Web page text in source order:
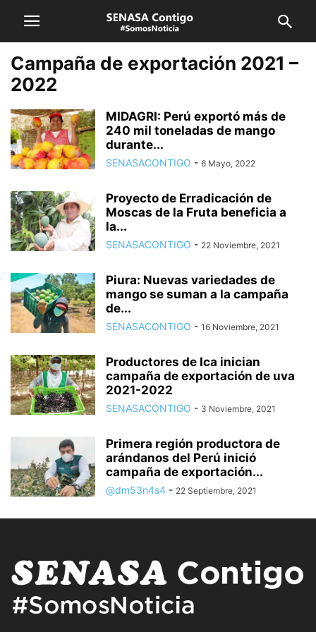
Campaña de exportación 2021 –
2022
MIDAGRI: Perú exportó más de
240 mil toneladas de mango
durante...
SENASACONTIGO - 6 Mayo, 2022
Proyecto de Erradicación de
Moscas de la Fruta beneficia a
la...
SENASACONTIGO - 22 Noviembre, 2021
Piura: Nuevas variedades de
mango se suman a la campaña
de...
SENASACONTIGO - 16 Noviembre, 2021
Productores de Ica inician
campaña de exportación de uva
2021-2022
SENASACONTIGO - 3 Noviembre, 2021
Primera región productora de
arándanos del Perú inició
campaña de exportación...
@dm53n4s4 - 22 Septiembre, 2021